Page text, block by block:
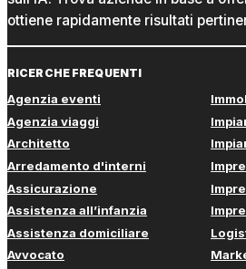
ottiene rapidamente risultati
RICERCHE FREQUENTI
Agenzia eventi
Agenzia viaggi
Architetto
Arredamento d'interni
Assicurazione
Assistenza all’infanzia
Assistenza domiciliare
Avvocato